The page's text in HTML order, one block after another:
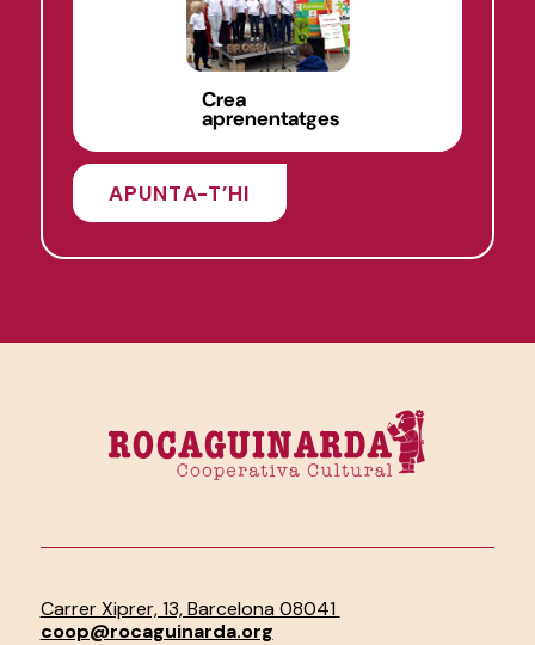
Crea
aprenentatges
APUNTA-T’HI
Carrer Xiprer, 13, Barcelona 08041
coop@rocaguinarda.org